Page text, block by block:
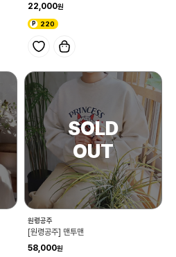
22,000
220
원령공주
[원령공주] 맨투맨
58,000